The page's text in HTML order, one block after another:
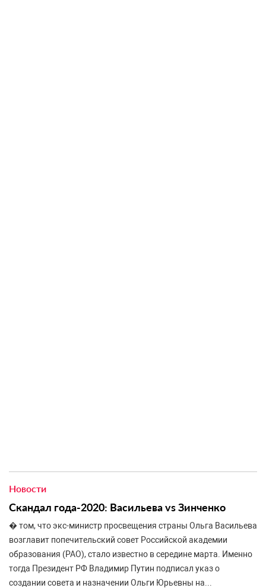
Скандал года-2020: Васильева vs Зинченко
� том, что экс-министр просвещения страны Ольга Васильева
возглавит попечительский совет Российской академии
образования (РАО), стало известно в середине марта. Именно
тогда Президент РФ Владимир Путин подписал указ о
создании совета и назначении Ольги Юрьевны на...
Новости